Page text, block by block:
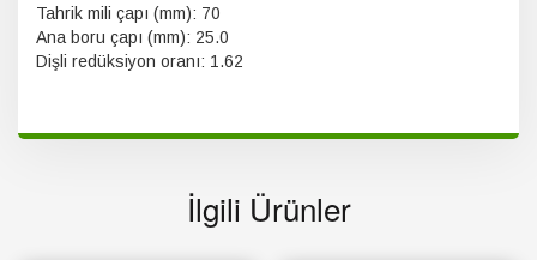
Tahrik mili çapı (mm): 70
Ana boru çapı (mm): 25.0
Dişli redüksiyon oranı: 1.62
İlgili Ürünler